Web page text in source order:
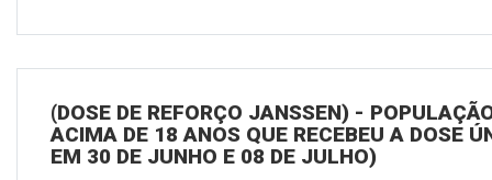
(DOSE DE REFORÇO JANSSEN) -
ACIMA DE 18 ANOS QUE RECEBEU A DOSE
EM 30 DE JUNHO E 08 DE JULHO)